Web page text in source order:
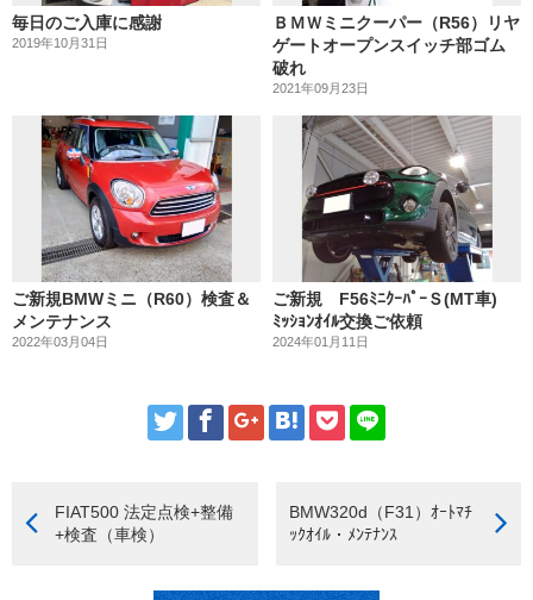
毎日のご入庫に感謝
2019年10月31日
ＢＭＷミニクーパー（R56）リヤ
ゲートオープンスイッチ部ゴム
破れ
2021年09月23日
ご新規BMWミニ（R60）検査＆
メンテナンス
2022年03月04日
ご新規 F56ﾐﾆｸｰﾊﾟｰＳ(MT車)
ﾐｯｼｮﾝｵｲﾙ交換ご依頼
2024年01月11日
FIAT500 法定点検+整備
+検査（車検）
BMW320d（F31）ｵｰﾄﾏﾁ
ｯｸｵｲﾙ・ﾒﾝﾃﾅﾝｽ